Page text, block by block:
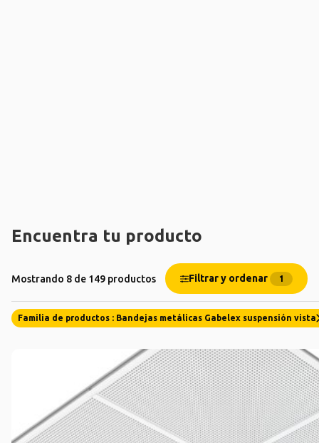
Encuentra tu producto
Mostrando 8 de 149 productos Filtrar y ordenar 1
Familia de productos : Bandejas metálicas Gabelex suspensión vista